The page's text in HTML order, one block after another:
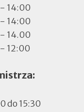
14:00
14:00
14.00
12:00
do 15:30